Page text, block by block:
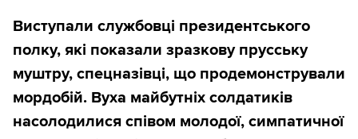
Виступали службовці президентського
полку, які показали зразкову прусську
муштру, спецназівці, що продемонстрували
мордобій. Вуха майбутніх солдатиків
насолодилися співом молодої, симпатичної